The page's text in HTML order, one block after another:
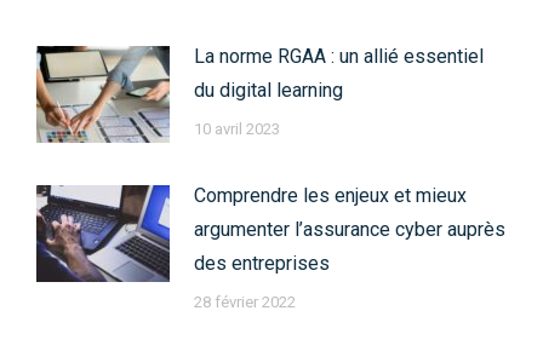
La norme RGAA : un allié essentiel
du digital learning
10 avril 2023
Comprendre les enjeux et mieux
argumenter l’assurance cyber auprès
des entreprises
28 février 2022